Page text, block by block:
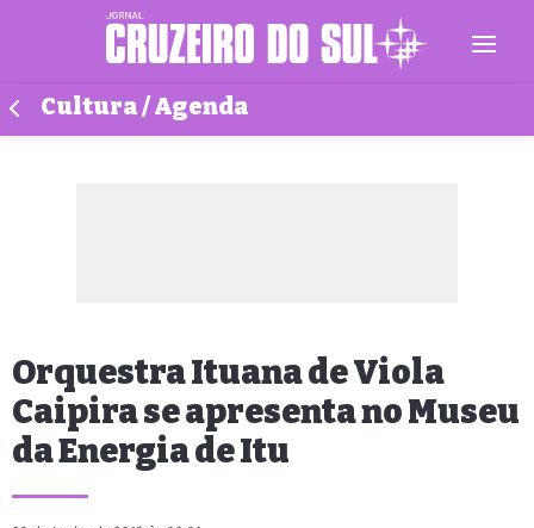
Cultura / Agenda
Orquestra Ituana de Viola
Caipira se apresenta no Museu
da Energia de Itu